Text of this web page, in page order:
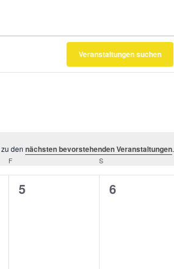
den nächsten bevorstehenden Veranstaltungen.
Veranstaltungen suchen
F S
0
5
0
6